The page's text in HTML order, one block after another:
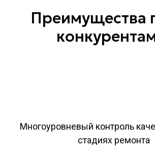
Преимущества
Многоуровневый контроль
стадиях ремонта